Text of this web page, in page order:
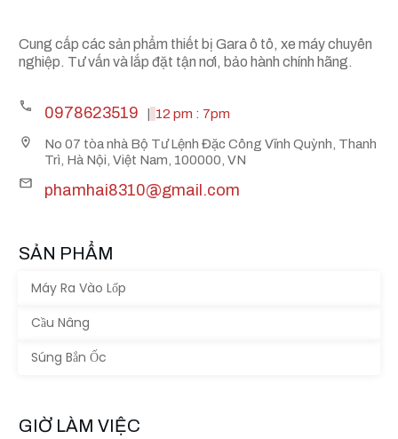
Cung cấp các sản phẩm thiết bị Gara ô tô, xe máy chuyên
nghiệp. Tư vấn và lắp đặt tận nơi, bảo hành chính hãng.
0978623519 12 pm : 7pm
No 07 tòa nhà Bộ Tư Lệnh Đặc Công Vĩnh Quỳnh, Thanh
Trì, Hà Nội, Việt Nam, 100000, VN
phamhai8310@gmail.com
SẢN PHẨM
Máy Ra Vào Lốp
Cầu Nâng
Súng Bắn Ốc
GIỜ LÀM VIỆC